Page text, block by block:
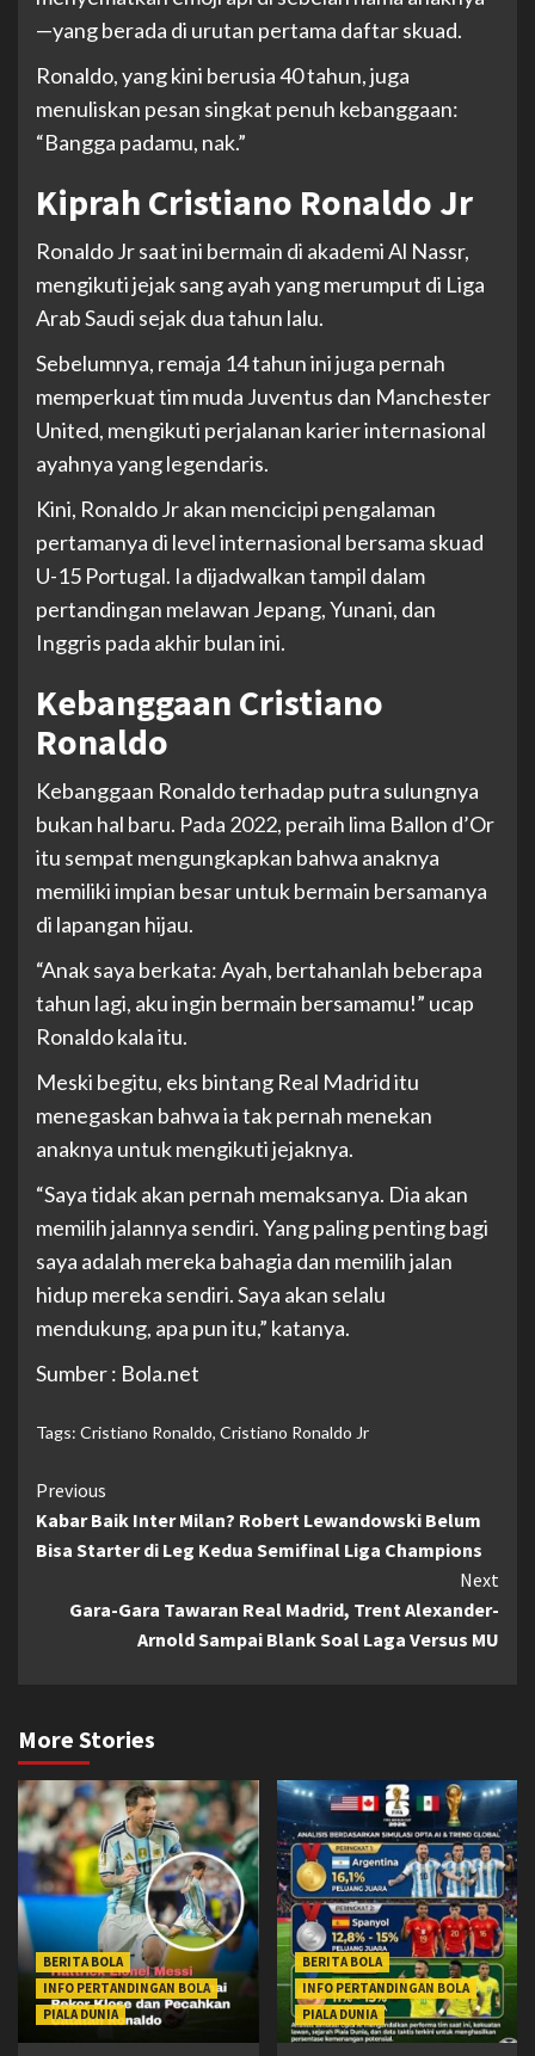
—yang berada di urutan pertama daftar skuad.
Ronaldo, yang kini berusia 40 tahun, juga
menuliskan pesan singkat penuh kebanggaan:
“Bangga padamu, nak.”
Kiprah Cristiano Ronaldo Jr
Ronaldo Jr saat ini bermain di akademi Al Nassr,
mengikuti jejak sang ayah yang merumput di Liga
Arab Saudi sejak dua tahun lalu.
Sebelumnya, remaja 14 tahun ini juga pernah
memperkuat tim muda Juventus dan Manchester
United, mengikuti perjalanan karier internasional
ayahnya yang legendaris.
Kini, Ronaldo Jr akan mencicipi pengalaman
pertamanya di level internasional bersama skuad
U-15 Portugal. Ia dijadwalkan tampil dalam
pertandingan melawan Jepang, Yunani, dan
Inggris pada akhir bulan ini.
Kebanggaan Cristiano
Ronaldo
Kebanggaan Ronaldo terhadap putra sulungnya
bukan hal baru. Pada 2022, peraih lima Ballon d’Or
itu sempat mengungkapkan bahwa anaknya
memiliki impian besar untuk bermain bersamanya
di lapangan hijau.
“Anak saya berkata: Ayah, bertahanlah beberapa
tahun lagi, aku ingin bermain bersamamu!” ucap
Ronaldo kala itu.
Meski begitu, eks bintang Real Madrid itu
menegaskan bahwa ia tak pernah menekan
anaknya untuk mengikuti jejaknya.
“Saya tidak akan pernah memaksanya. Dia akan
memilih jalannya sendiri. Yang paling penting bagi
saya adalah mereka bahagia dan memilih jalan
hidup mereka sendiri. Saya akan selalu
mendukung, apa pun itu,” katanya.
Sumber : Bola.net
Tags: Cristiano Ronaldo, Cristiano Ronaldo Jr
Continue
Reading
Previous
Kabar Baik Inter Milan? Robert Lewandowski Belum
Bisa Starter di Leg Kedua Semifinal Liga Champions
Next
Gara-Gara Tawaran Real Madrid, Trent Alexander-
Arnold Sampai Blank Soal Laga Versus MU
More Stories
BERITA BOLA
INFO PERTANDINGAN BOLA
PIALA DUNIA
BERITA BOLA
INFO PERTANDINGAN BOLA
PIALA DUNIA